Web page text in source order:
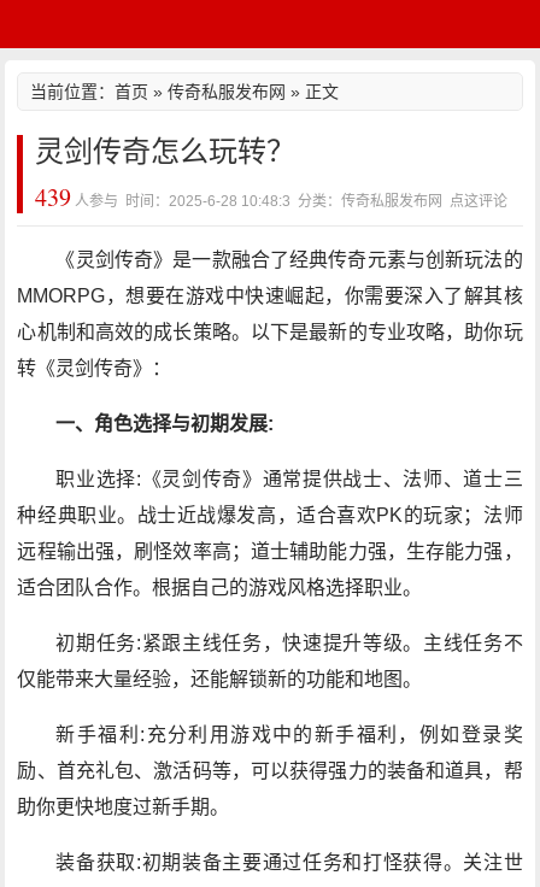
当前位置：首页 »传奇私服发布网 » 正文
灵剑传奇怎么玩转？
439 人参与 时间：2025-6-28 10:48:3 分类：传奇私服发布网 点这评论
《灵剑传奇》是一款融合了经典传奇元素与创新玩法的
MMORPG，想要在游戏中快速崛起，你需要深入了解其核
心机制和高效的成长策略。以下是最新的专业攻略，助你玩
转《灵剑传奇》：
一、角色选择与初期发展:
职业选择:《灵剑传奇》通常提供战士、法师、道士三
种经典职业。战士近战爆发高，适合喜欢PK的玩家；法师
远程输出强，刷怪效率高；道士辅助能力强，生存能力强，
适合团队合作。根据自己的游戏风格选择职业。
初期任务:紧跟主线任务，快速提升等级。主线任务不
仅能带来大量经验，还能解锁新的功能和地图。
新手福利:充分利用游戏中的新手福利，例如登录奖
励、首充礼包、激活码等，可以获得强力的装备和道具，帮
助你更快地度过新手期。
装备获取:初期装备主要通过任务和打怪获得。关注世